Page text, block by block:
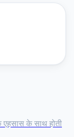
एहसास के साथ होती